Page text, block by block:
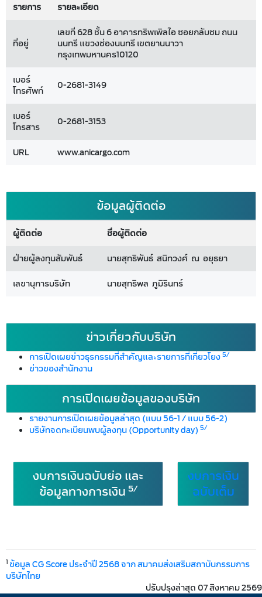
รายการ รายละเอียด
ที่อยู่
เลขที่ 628 ชั้น 6 อาคารทริพเพิลไอ ซอยกลับชม ถนน
นนทรี แขวงช่องนนทรี เขตยานนาวา
กรุงเทพมหานคร10120
เบอร์
โทรศัพท์
0-2681-3149
เบอร์
โทรสาร
0-2681-3153
URL www.anicargo.com
ข้อมูลผู้ติดต่อ
ผู้ติดต่อ
ชื่อผู้ติดต่อ
ฝ่ายผู้ลงทุนสัมพันธ์
นายสุทธิพันธ์ สนิทวงศ์ ณ อยุธยา
เลขานุการบริษัท
นายสุทธิพล ภูมิรินทร์
ข่าวเกี่ยวกับบริษัท
การเปิดเผยข่าวธุรกรรมที่สำคัญและรายการที่เกี่ยวโยง5/
ข่าวของสำนักงาน
การเปิดเผยข้อมูลของบริษัท
รายงานการเปิดเผยข้อมูลล่าสุด (แบบ 56-1 / แบบ 56-2)
บริษัทจดทะเบียนพบผู้ลงทุน (Opportunity day) 5/
งบการเงินฉบับย่อ และ
ข้อมูลทางการเงิน 5/
งบการเงิน
ฉบับเต็ม
1 ข้อมูล CG Score ประจำปี 2568 จาก สมาคมส่งเสริมสถาบันกรรมการ
บริษัทไทย
ปรับปรุงล่าสุด 07 สิงหาคม 2569